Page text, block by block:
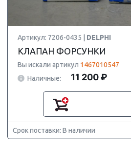
Артикул: 7206-0435 | DELPHI
КЛАПАН ФОРСУНКИ
Вы искали артикул 1467010547
Наличные:
11 200 ₽
Срок поставки: В наличии